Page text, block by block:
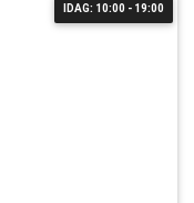
IDAG: 10:00 - 19:00